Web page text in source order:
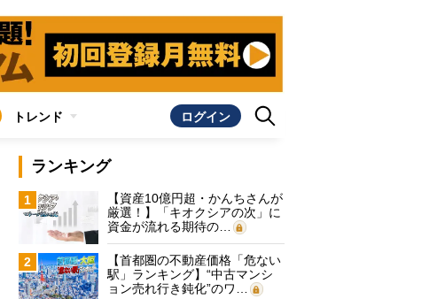
トレンド ログイン
ランキング
1
【資産10億円超・かんちさんが
厳選！】「キオクシアの次」に
資金が流れる期待の…
2
【首都圏の不動産価格「危ない
駅」ランキング】“中古マンシ
ョン売れ行き鈍化”のワ…